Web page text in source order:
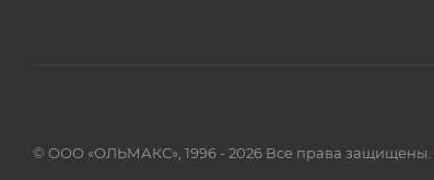
© ООО «ОЛЬМАКС», 1996 - 2026 Все права защищены.